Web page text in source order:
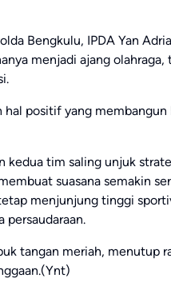
Bengkulu, IPDA Yan
menjadi ajang olahraga,
positif yang membangun
kedua tim saling unjuk
suasana semakin
menjunjung tinggi
persaudaraan.
tangan meriah, menutup